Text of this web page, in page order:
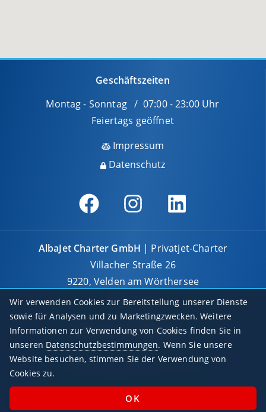
Geschäftszeiten
Montag - Sonntag / 07:00 - 23:00 Uhr
Feiertags geöffnet
Impressum
Datenschutz
AlbaJet Charter GmbH | Privatjet-Charter
Villacher Straße 26
9220, Velden am Wörthersee
Österreich
Wir verwenden Cookies zur Bereitstellung unserer Dienste
sowie für Analysen und zu Marketingzwecken. Weitere
Informationen zur Verwendung von Cookies finden Sie in
unseren Datenschutzbestimmungen. Wenn Sie unsere
Website besuchen, stimmen Sie der Verwendung von
Cookies zu.